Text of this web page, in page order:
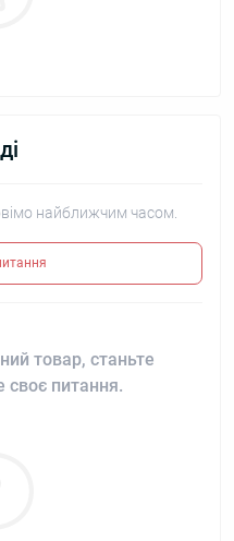
найближчим часом.
товар, станьте
своє питання.